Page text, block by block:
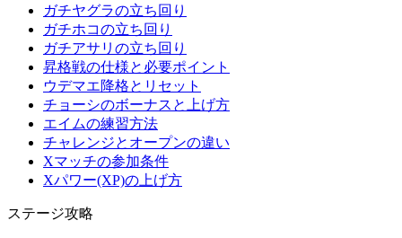
ガチヤグラの立ち回り
ガチホコの立ち回り
ガチアサリの立ち回り
昇格戦の仕様と必要ポイント
ウデマエ降格とリセット
チョーシのボーナスと上げ方
エイムの練習方法
チャレンジとオープンの違い
Xマッチの参加条件
Xパワー(XP)の上げ方
ステージ攻略